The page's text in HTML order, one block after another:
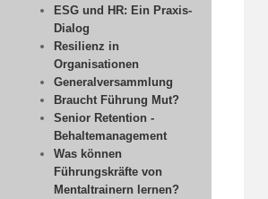
ESG und HR: Ein Praxis-
Dialog
Resilienz in
Organisationen
Generalversammlung
Braucht Führung Mut?
Senior Retention -
Behaltemanagement
Was können
Führungskräfte von
Mentaltrainern lernen?